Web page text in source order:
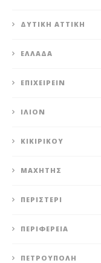
ΔΥΤΙΚΉ ΑΤΤΙΚΉ
ΕΛΛΆΔΑ
ΕΠΙΧΕΙΡΕΊΝ
ΊΛΙΟΝ
ΚΙΚΙΡΙΚΟΥ
ΜΑΧΗΤΗΣ
ΠΕΡΙΣΤΈΡΙ
ΠΕΡΙΦΈΡΕΙΑ
ΠΕΤΡΟΎΠΟΛΗ